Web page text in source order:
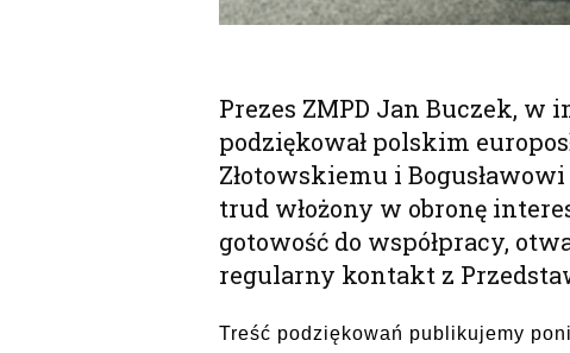
Prezes ZMPD Jan Buczek, w
podziękował polskim
Złotowskiemu i
trud włożony w obronę
gotowość do współpracy,
regularny kontakt z
Treść podziękowań publikujemy